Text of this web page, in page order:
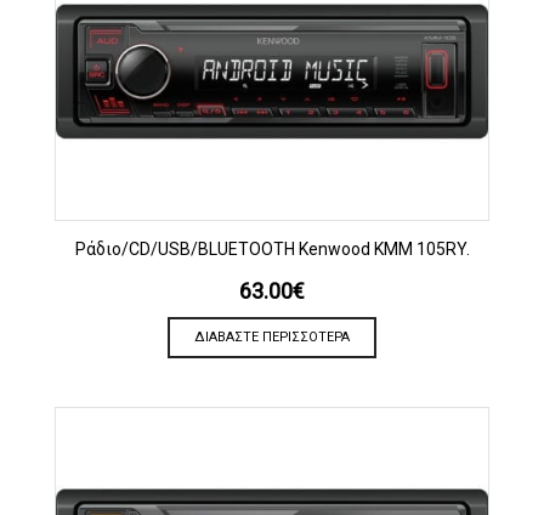
Ράδιο/CD/USB/BLUETOOTH Kenwood KMM 105RY.
63.00€
ΔΙΑΒΆΣΤΕ ΠΕΡΙΣΣΌΤΕΡΑ